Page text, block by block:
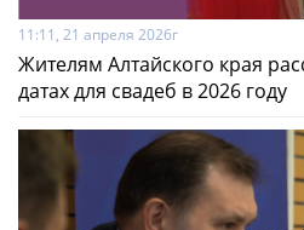
11:11, 21 апреля 2026г
Жителям Алтайского края
датах для свадеб в 2026 году